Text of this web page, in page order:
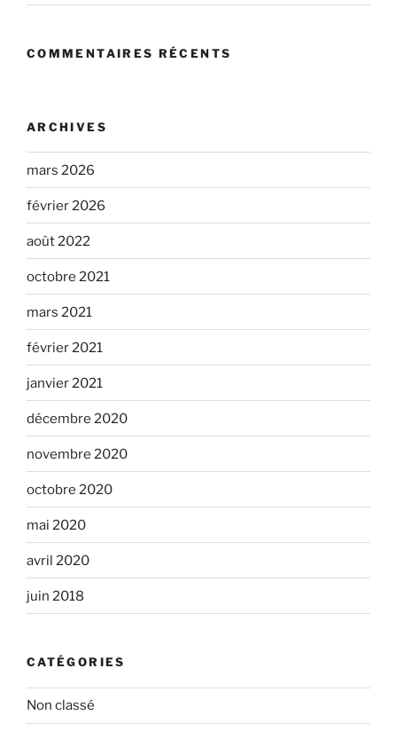
COMMENTAIRES RÉCENTS
ARCHIVES
mars 2026
février 2026
août 2022
octobre 2021
mars 2021
février 2021
janvier 2021
décembre 2020
novembre 2020
octobre 2020
mai 2020
avril 2020
juin 2018
CATÉGORIES
Non classé